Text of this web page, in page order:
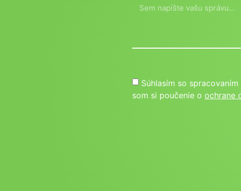
Súhlasím so
som si poučenie o ochrane